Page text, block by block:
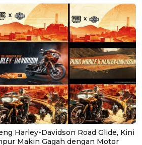
Harley-Davidson Road Glide, Kini
Makin Gagah dengan Motor